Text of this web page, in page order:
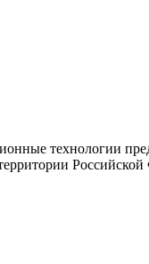
технологии